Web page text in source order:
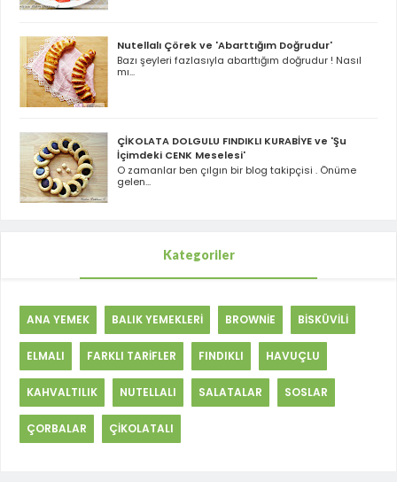
Nutellalı Çörek ve 'Abarttığım Doğrudur'
Bazı şeyleri fazlasıyla abarttığım doğrudur ! Nasıl
mı...
ÇİKOLATA DOLGULU FINDIKLI KURABİYE ve 'Şu
İçimdeki CENK Meselesi'
O zamanlar ben çılgın bir blog takipçisi . Önüme
gelen...
Kategoriler
ANA YEMEK BALIK YEMEKLERİ BROWNİE BİSKÜVİLİ
ELMALI FARKLI TARİFLER FINDIKLI HAVUÇLU
KAHVALTILIK NUTELLALI SALATALAR SOSLAR
ÇORBALAR ÇİKOLATALI